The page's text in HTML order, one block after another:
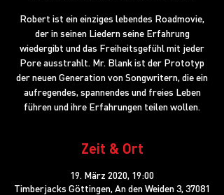
Robert ist ein einziges lebendes Roadmovie,
der in seinen Liedern seine Erfahrung
wiedergibt und das Freiheitsgefühl mit jeder
Pore ausstrahlt. Mr. Blank ist der Prototyp
der neuen Generation von Songwritern, die ein
aufregendes, spannendes und freies Leben
führen und ihre Erfahrungen teilen wollen.
Zeit & Ort
19. März 2020, 19:00
Timberjacks Göttingen, An den Weiden 3, 37081